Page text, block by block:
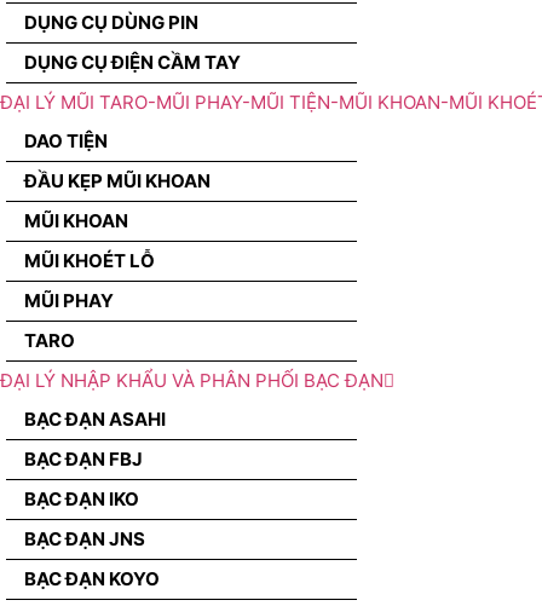
DỤNG CỤ DÙNG PIN
DỤNG CỤ ĐIỆN CẦM TAY
ĐẠI LÝ MŨI TARO-MŨI PHAY-MŨI TIỆN-MŨI KHOAN-MŨI
DAO TIỆN
ĐẦU KẸP MŨI KHOAN
MŨI KHOAN
MŨI KHOÉT LỖ
MŨI PHAY
TARO
ĐẠI LÝ NHẬP KHẨU VÀ PHÂN PHỐI BẠC ĐẠN
BẠC ĐẠN ASAHI
BẠC ĐẠN FBJ
BẠC ĐẠN IKO
BẠC ĐẠN JNS
BẠC ĐẠN KOYO